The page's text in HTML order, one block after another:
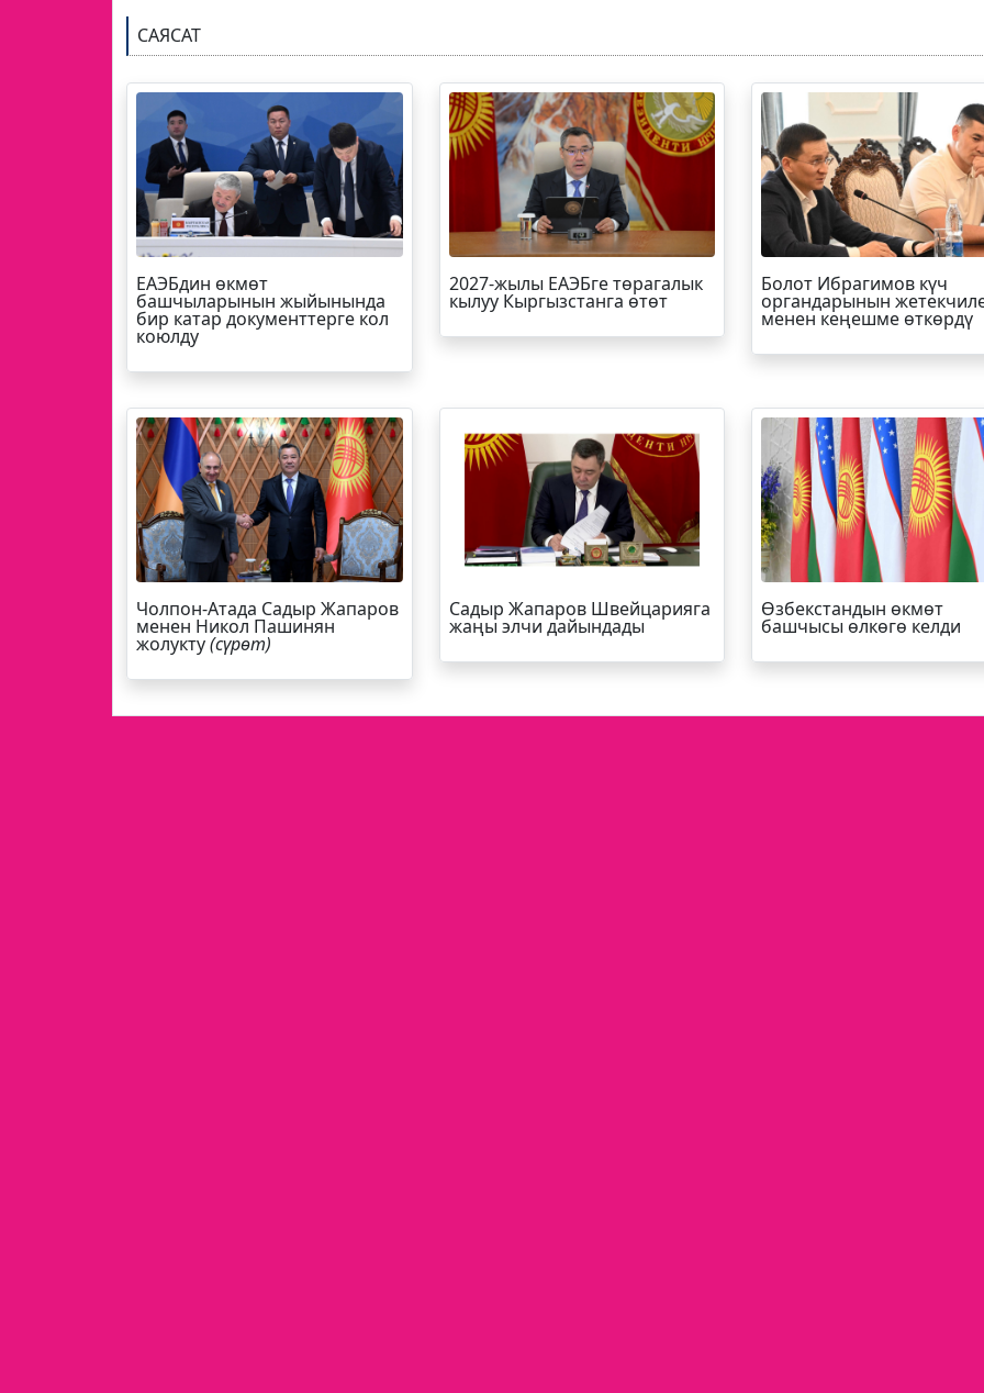
САЯСАТ
ЕАЭБдин өкмөт
башчыларынын жыйынында
бир катар документтерге кол
коюлду
2027-жылы ЕАЭБге төрагалык
кылуу Кыргызстанга өтөт
Болот Ибрагимов күч
органдарынын
менен кеңешме өткөрдү
Чолпон-Атада Садыр Жапаров
менен Никол Пашинян
жолукту(сүрөт)
Садыр Жапаров Швейцарияга
жаңы элчи дайындады
Өзбекстандын өкмөт
башчысы өлкөгө келди